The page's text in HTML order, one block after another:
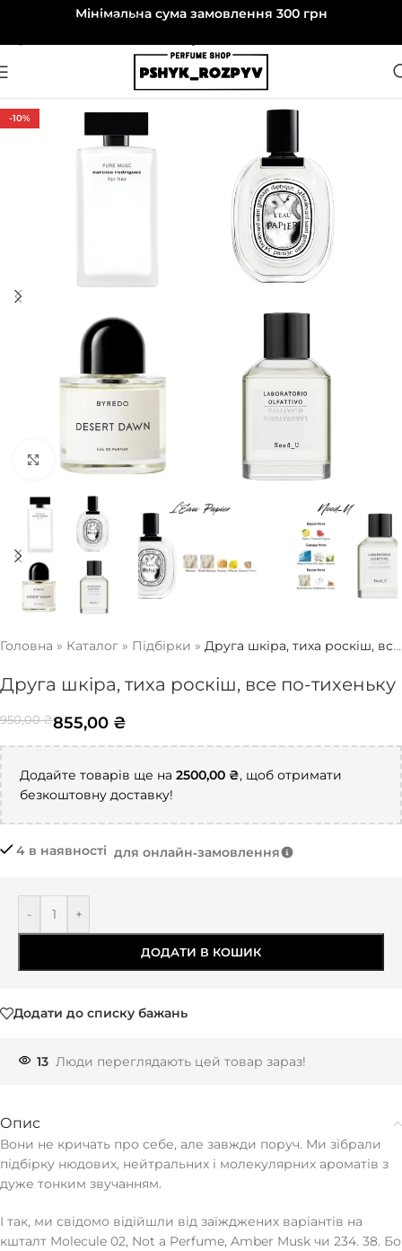
Перейти до навігаціїМінімальна сума замовлення 300 грн
-10%
Натисніть, щоб збільшити
Головна » Каталог » Підбірки » Друга шкіра, тиха роскіш, все
Друга шкіра, тиха роскіш, все по-тихеньку
950,00₴855,00 ₴
Додайте товарів ще на 2500,00 ₴, щоб отримати
безкоштовну доставку!
4 в наявності для онлайн‑замовлення
- +
ДОДАТИ В КОШИК
Додати до списку бажань
13 Люди переглядають цей товар зараз!
Опис
Вони не кричать про себе, але завжди поруч. Ми зібрали
підбірку нюдових, нейтральних і молекулярних ароматів з
дуже тонким звучанням.
І так, ми свідомо відійшли від заїжджених варіантів на
кшталт Molecule 02, Not a Perfume, Amber Musk чи 234. 38. Бо